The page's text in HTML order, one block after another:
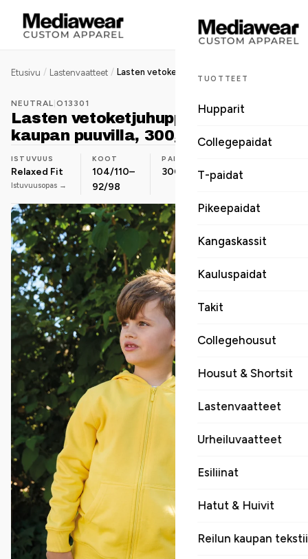
TUOTTEET
Hupparit
Collegepaidat
T-paidat
Pikeepaidat
Kangaskassit
Kauluspaidat
Takit
Collegehousut
Housut & Shortsit
Lastenvaatteet
Urheiluvaatteet
Esiliinat
Hatut & Huivit
Reilun kaupan
Etusivu / Lastenvaatteet /
NEUTRAL O13301
Lasten vetoketjuhuppari, Reilun
kaupan puuvilla, 300g
ISTUVUUS
Relaxed Fit
Istuvuusopas →
KOOT
104/110–
92/98
PAINO
300 g Luomupuuvilla